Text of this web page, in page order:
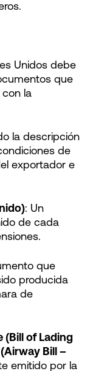
Unidos debe
que
la
la descripción
de
exportador e
: Un
de cada
que
producida
de
(Bill of Lading
Bill –
emitido por la